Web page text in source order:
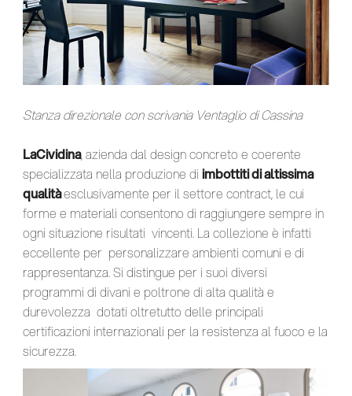
Stanza direzionale con scrivania Ventaglio di Cassina
LaCividina, azienda dal design concreto e coerente
specializzata nella produzione di imbottiti di altissima
qualitàesclusivamente per il settore contract, le cui
forme e materiali consentono di raggiungere sempre in
ogni situazione risultati vincenti. La collezione è infatti
eccellente per personalizzare ambienti comuni e di
rappresentanza. Si distingue per i suoi diversi
programmi di divani e poltrone di alta qualità e
durevolezza dotati oltretutto delle principali
certificazioni internazionali per la resistenza al fuoco e la
sicurezza.